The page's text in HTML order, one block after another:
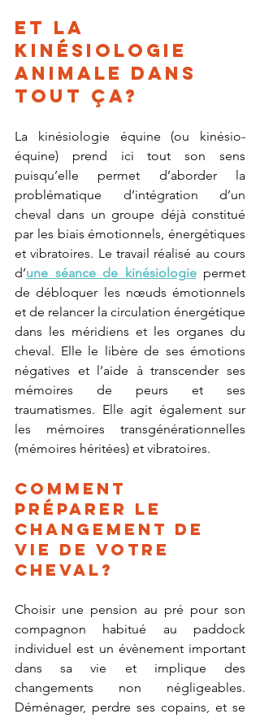
Et la
kinésiologie
animale dans
tout ça?
La kinésiologie équine (ou kinésio-
équine) prend ici tout son sens
puisqu’elle permet d’aborder la
problématique d’intégration d’un
cheval dans un groupe déjà constitué
par les biais émotionnels, énergétiques
et vibratoires. Le travail réalisé au cours
d’une séance de kinésiologie permet
de débloquer les nœuds émotionnels
et de relancer la circulation énergétique
dans les méridiens et les organes du
cheval. Elle le libère de ses émotions
négatives et l’aide à transcender ses
mémoires de peurs et ses
traumatismes. Elle agit également sur
les mémoires transgénérationnelles
(mémoires héritées) et vibratoires.
Comment
préparer le
changement de
vie de votre
cheval?
Choisir une pension au pré pour son
compagnon habitué au paddock
individuel est un évènement important
dans sa vie et implique des
changements non négligeables.
Déménager, perdre ses copains, et se